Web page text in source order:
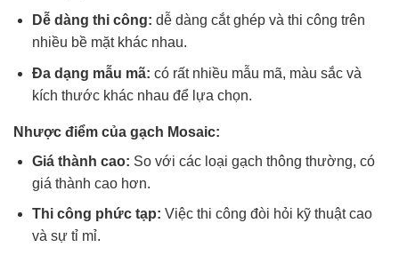
Dễ dàng thi công: dễ dàng cắt ghép và thi công trên
nhiều bề mặt khác nhau.
Đa dạng mẫu mã: có rất nhiều mẫu mã, màu sắc và
kích thước khác nhau để lựa chọn.
Nhược điểm của gạch Mosaic:
Giá thành cao: So với các loại gạch thông thường, có
giá thành cao hơn.
Thi công phức tạp: Việc thi công đòi hỏi kỹ thuật cao
và sự tỉ mỉ.